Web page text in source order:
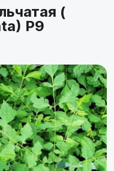
(
Р9